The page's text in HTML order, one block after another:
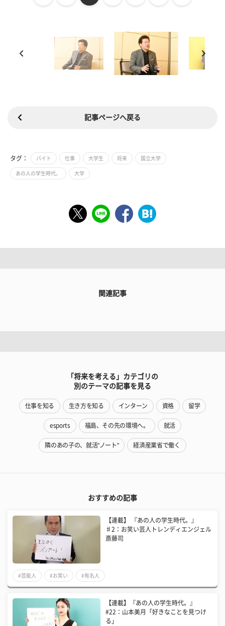
記事ページへ戻る
タグ： バイト 仕事 大学生 将来 国立大学
あの人の学生時代。 大学
関連記事
「将来を考える」カテゴリの
別のテーマの記事を見る
仕事を知る 生き方を知る インターン 資格 留学
esports 福島、その先の環境へ。 就活
隣のあの子の、就活"ノート" 経済産業省で働く
おすすめの記事
【連載】 『あの人の学生時代。』
♯2：お笑い芸人トレンディエンジェル
斎藤司
#芸能人 #お笑い #有名人
【連載】『あの人の学生時代。』
#22：山本美月「好きなことを見つけ
る」